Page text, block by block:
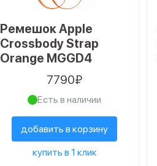
Ремешок Apple
Crossbody Strap
Orange MGGD4
7790₽
Есть в наличии
добавить в корзину
купить в 1 клик